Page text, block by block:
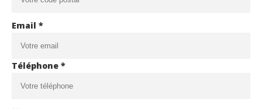
Email *
Téléphone *